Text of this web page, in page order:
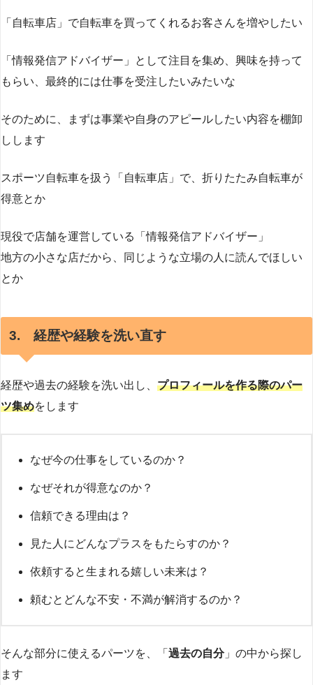
「自転車店」で自転車を買ってくれるお客さんを増やしたい
「情報発信アドバイザー」として注目を集め、興味を持って
もらい、最終的には仕事を受注したいみたいな
そのために、まずは事業や自身のアピールしたい内容を棚卸
しします
スポーツ自転車を扱う「自転車店」で、折りたたみ自転車が
得意とか
現役で店舗を運営している「情報発信アドバイザー」
地方の小さな店だから、同じような立場の人に読んでほしい
とか
3. 経歴や経験を洗い直す
経歴や過去の経験を洗い出し、 プロフィールを作る際のパー
ツ集めをします
なぜ今の仕事をしているのか？
なぜそれが得意なのか？
信頼できる理由は？
見た人にどんなプラスをもたらすのか？
依頼すると生まれる嬉しい未来は？
頼むとどんな不安・不満が解消するのか？
そんな部分に使えるパーツを、「 過去の自分」の中から探し
ます